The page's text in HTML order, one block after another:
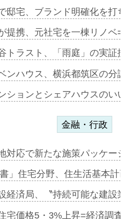
邸宅、ブランド明確化を
提携、元社宅を一棟リノ
トラスト、「雨庭」の実
ンハウス、横浜都筑区の
ションとシェアハウスの
金融・行政
対応で新たな施策パッケ
書」住宅分野、住生活基本
経済局、〝持続可能な建
宅価格5・3%上昇=経済調